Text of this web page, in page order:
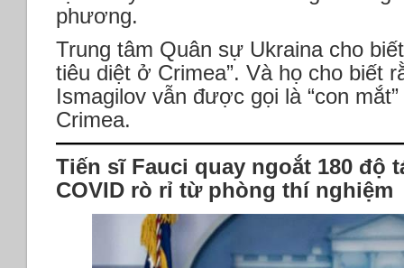
phương.
Trung tâm Quân sự Ukraina cho
tiêu diệt ở Crimea”. Và họ cho biết
Ismagilov vẫn được gọi là “con
Crimea.
Tiến sĩ Fauci quay ngoắt 180 độ
COVID rò rỉ từ phòng thí nghiệm